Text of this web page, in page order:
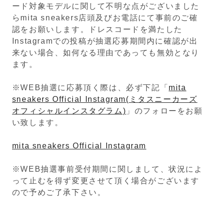
ード対象モデルに関して不明な点がございました
らmita sneakers店頭及びお電話にて事前のご確
認をお願いします。ドレスコードを満たした
Instagramでの投稿が抽選応募期間内に確認が出
来ない場合、如何なる理由であっても無効となり
ます。
※WEB抽選に応募頂く際は、必ず下記「 mita
sneakers Official Instagram(ミタスニーカーズ
オフィシャルインスタグラム) 」のフォローをお願
い致します。
mita sneakers Official Instagram
※WEB抽選事前受付期間に関しまして、状況によ
って止むを得ず変更させて頂く場合がございます
ので予めご了承下さい。